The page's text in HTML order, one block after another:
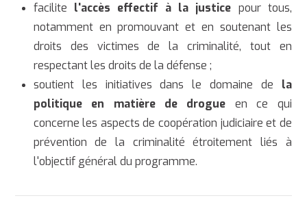
facilite l'accès effectif à la justice pour tous,
notamment en promouvant et en soutenant les
droits des victimes de la criminalité, tout en
respectant les droits de la défense ;
soutient les initiatives dans le domaine de la
politique en matière de drogue en ce qui
concerne les aspects de coopération judiciaire et de
prévention de la criminalité étroitement liés à
l'objectif général du programme.